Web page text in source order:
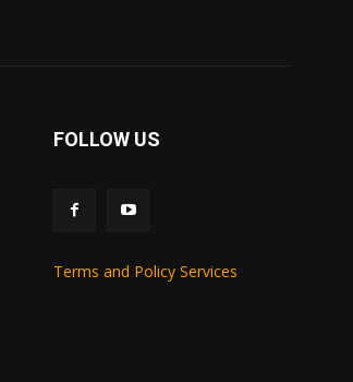
FOLLOW US
Terms and Policy Services